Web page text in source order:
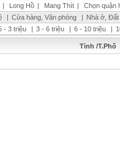
| Long Hồ | Mang Thít |
Chọn quận
| Cửa hàng, Văn phòng | Nhà ở,
- 3 triệu | 3 - 6 triệu | 6 - 10 triệu |
Tỉnh /T.Phố